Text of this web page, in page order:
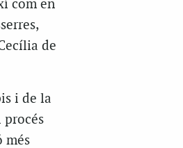
com en
de
i de la
procés
més